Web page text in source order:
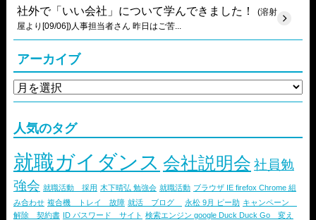
社外で「いい会社」について学んできました！
(溶射
屋より[09/06])人事担当者さん 昨日はご苦...
アーカイブ
人気のタグ
就職ガイダンス 会社説明会 社員勉
強会 就職活動 採用 木下晴弘 勉強会 就職活動 ブラウザ IE firefox Chrome 組
み合わせ 複合機 トレイ 故障 就活 ブログ 永松 9月 ピー助 キャンペーン
解除 契約書 ID パスワード サイト 検索エンジン google Duck Duck Go 変え